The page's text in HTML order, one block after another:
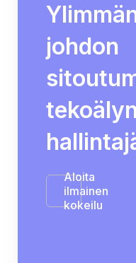
johdon
tekoälyn
Aloita
ilmainen
kokeilu